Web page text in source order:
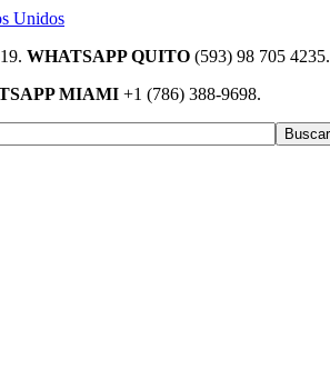
WHATSAPP QUITO (593) 98 705 4235.
MIAMI +1 (786) 388-9698.